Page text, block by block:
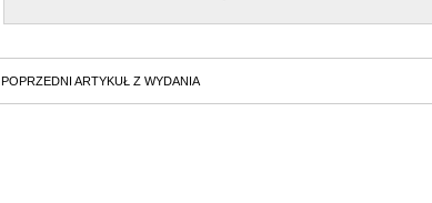
POPRZEDNI ARTYKUŁ Z WYDANIA